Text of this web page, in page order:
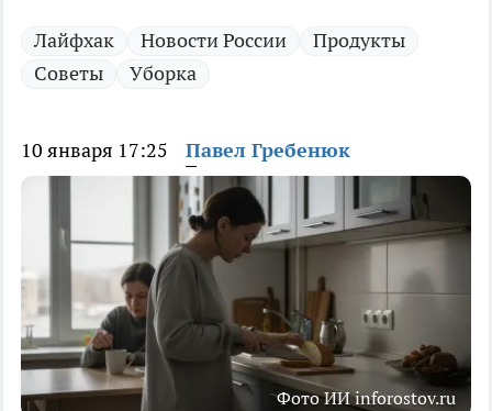
Лайфхак Новости России
Продукты
Советы
Уборка
10 января 17:25 Павел Гребенюк
Фото ИИ inforostov.ru